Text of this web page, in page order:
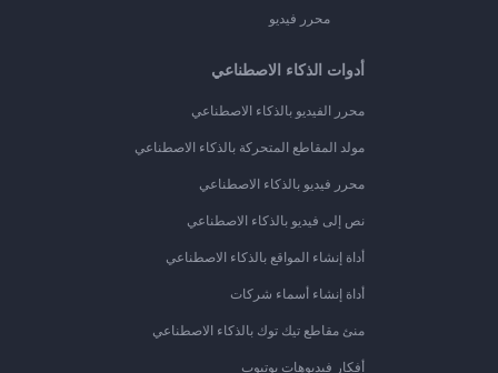
محرر فيديو
أدوات الذكاء الاصطناعي
محرر الفيديو بالذكاء الاصطناعي
مولد المقاطع المتحركة بالذكاء الاصطناعي
محرر فيديو بالذكاء الاصطناعي
نص إلى فيديو بالذكاء الاصطناعي
أداة إنشاء المواقع بالذكاء الاصطناعي
أداة إنشاء أسماء شركات
منئ مقاطع تيك توك بالذكاء الاصطناعي
أفكار فيديوهات يوتيوب